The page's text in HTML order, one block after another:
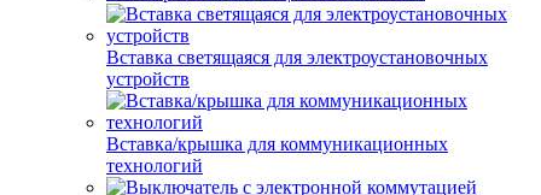
Вставка светящаяся для электроустановочных
устройств
Вставка/крышка для коммуникационных
технологий